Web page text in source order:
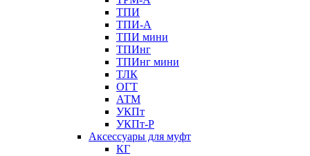
ТПИ
ТПИ-А
ТПИ мини
ТПИнг
ТПИнг мини
ТЛК
ОГТ
АТМ
УКПт
УКПт-Р
Аксессуары для муфт
КГ